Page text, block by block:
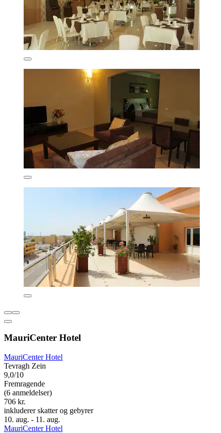
MauriCenter Hotel
MauriCenter Hotel
Tevragh Zein
9,0/10
Fremragende
(6 anmeldelser)
706 kr.
inkluderer skatter og gebyrer
10. aug. - 11. aug.
MauriCenter Hotel